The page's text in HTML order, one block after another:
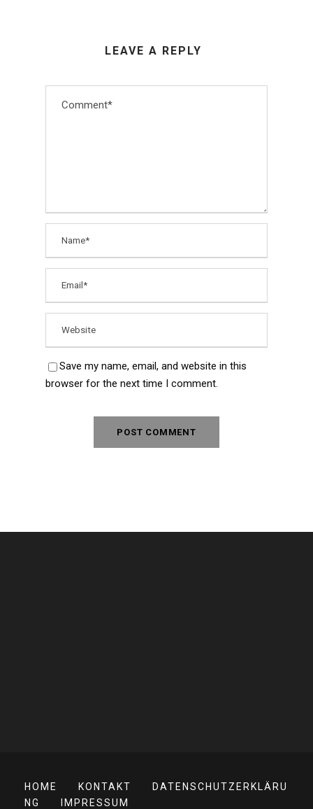
LEAVE A REPLY
Save my name, email, and website in this
browser for the next time I comment.
HOME KONTAKT
DATENSCHUTZERKLÄRU
NG
IMPRESSUM